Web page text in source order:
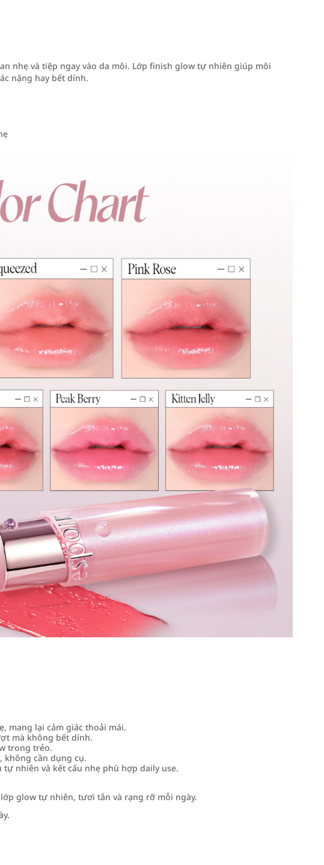
nhẹ và tiệp ngay vào da môi. Lớp finish glow tự nhiên giúp môi
nặng hay bết dính.
mang lại cảm giác thoải mái.
mà không bết dính.
trong trẻo.
không cần dụng cụ.
tự nhiên và kết cấu nhẹ phù hợp daily use.
glow tự nhiên, tươi tắn và rạng rỡ mỗi ngày.